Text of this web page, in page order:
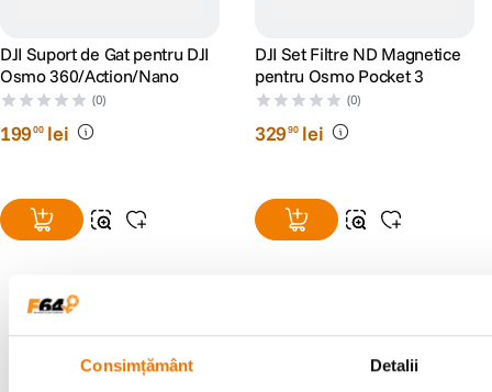
Consimțământ Detalii
DJI Suport de Gat pentru DJI
Osmo 360/Action/Nano
(0)
19900 lei
DJI Set Filtre ND Magnetice
pentru Osmo Pocket 3
(0)
32990 lei
Alatura-te comunitatii creatorilor